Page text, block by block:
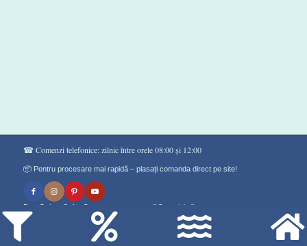
☎ Comenzi telefonice: zilnic între orele 08:00 și 12:00
📦 Pentru procesare mai rapidă – plasați comanda direct pe site!
Don Gelato Soft - Сладоледи на прах ®Copyright©